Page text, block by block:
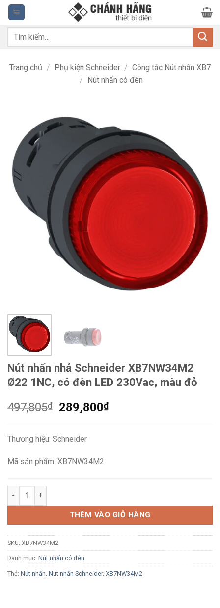
Bỏ
qua
nội
dung
Tìm
Trang chủ / Phụ kiện Schneider / Công tắc Nút nhấn XB7
/ Nút nhấn có đèn
Nút nhấn nhả Schneider XB7NW34M2
Ø22 1NC, có đèn LED 230Vac, màu đỏ
497,805₫
Giá
497,805₫.
289,800₫Giá
Thương hiệu: Schneider
Mã sản phẩm: XB7NW34M2
Nút nhấn nhả Schneider XB7NW34M2 Ø22 1NC, có đèn LED
THÊM VÀO GIỎ HÀNG
SKU: XB7NW34M2
Danh mục: Nút nhấn có đèn
Thẻ: Nút nhấn Nút nhấn Schneider, XB7NW34M2